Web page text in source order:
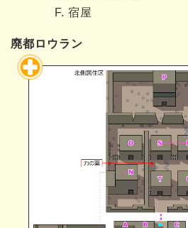
宿屋
廃都ロウラン